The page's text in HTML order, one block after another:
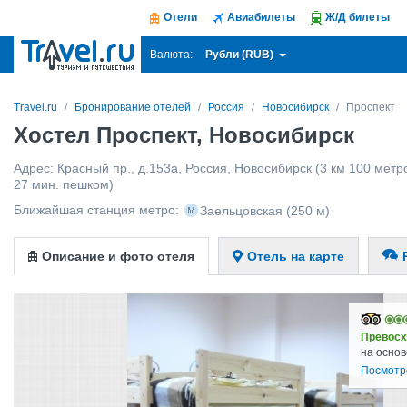
Отели Авиабилеты Ж/Д билеты
Валюта: Рубли (RUB)
Travel.ru Бронирование отелей Россия Новосибирск Проспект
Хостел Проспект, Новосибирск
Адрес: Красный пр., д.153a Россия Новосибирск (3 км 100
27 мин. пешком)
Ближайшая станция метро:
Заельцовская (250 м)
Описание и фото отеля Отель на карте
на